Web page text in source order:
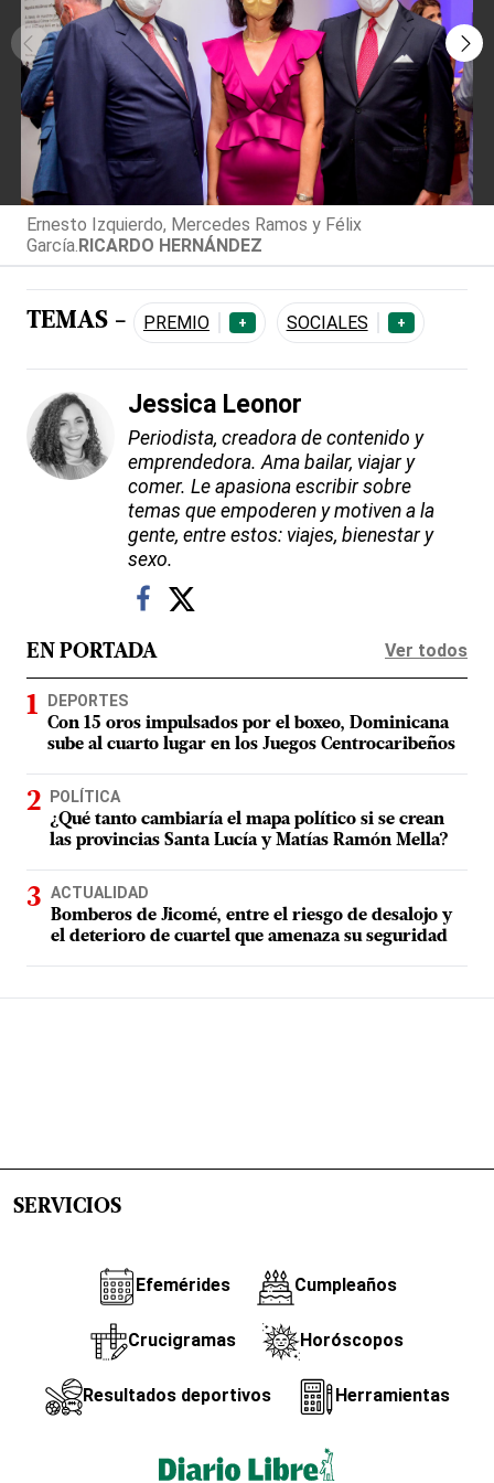
Ernesto Izquierdo, Mercedes Ramos y Félix
García.RICARDO HERNÁNDEZ
TEMAS - PREMIO + SOCIALES +
Jessica Leonor
Periodista, creadora de contenido y
emprendedora. Ama bailar, viajar y
comer. Le apasiona escribir sobre
temas que empoderen y motiven a la
gente, entre estos: viajes, bienestar y
sexo.
EN PORTADA Ver todos
DEPORTES
Con 15 oros impulsados por el boxeo, Dominicana
sube al cuarto lugar en los Juegos Centrocaribeños
POLÍTICA
¿Qué tanto cambiaría el mapa político si se crean
las provincias Santa Lucía y Matías Ramón Mella?
ACTUALIDAD
Bomberos de Jicomé, entre el riesgo de desalojo y
el deterioro de cuartel que amenaza su seguridad
SERVICIOS
Efemérides Cumpleaños
Crucigramas Horóscopos
Resultados deportivos Herramientas